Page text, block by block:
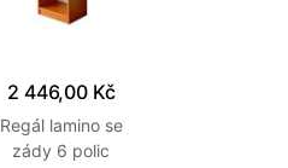
2 446,00 Kč
Regál lamino se
zády 6 polic